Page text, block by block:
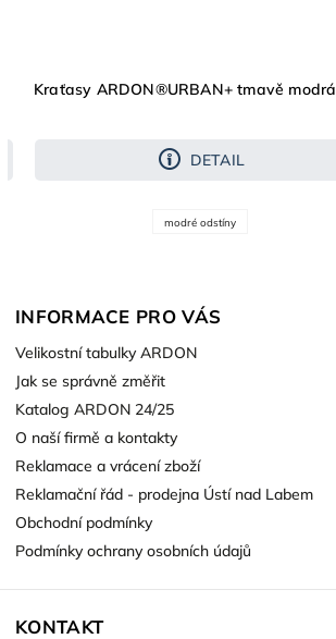
Kraťasy ARDON®URBAN+ tmavě modrá
DETAIL
modré odstíny
INFORMACE PRO VÁS
Velikostní tabulky ARDON
Jak se správně změřit
Katalog ARDON 24/25
O naší firmě a kontakty
Reklamace a vrácení zboží
Reklamační řád - prodejna Ústí nad Labem
Obchodní podmínky
Podmínky ochrany osobních údajů
KONTAKT